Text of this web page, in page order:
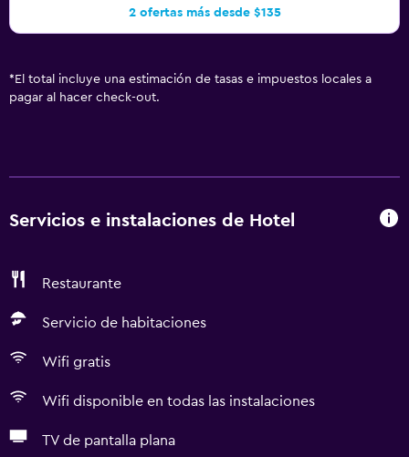
2 ofertas más desde $135
* El total incluye una estimación de tasas e impuestos locales a
pagar al hacer check-out.
Servicios e instalaciones de Hotel
Restaurante
Servicio de habitaciones
Wifi gratis
Wifi disponible en todas las instalaciones
TV de pantalla plana